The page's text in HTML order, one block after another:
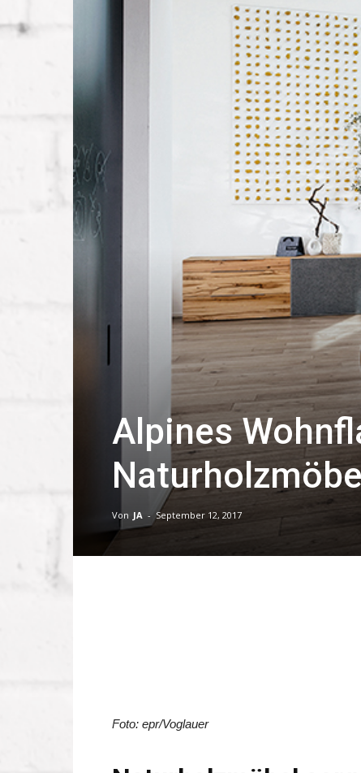
Alpines
Von JA - September 12, 2017
Foto: epr/Voglauer